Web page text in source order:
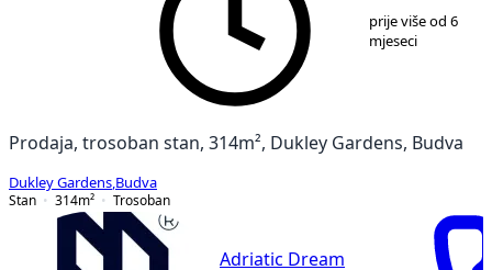
prije više od 6
mjeseci
Prodaja, trosoban stan, 314m², Dukley Gardens, Budva
Dukley Gardens Budva
Stan
314m² Trosoban
Adriatic Dream